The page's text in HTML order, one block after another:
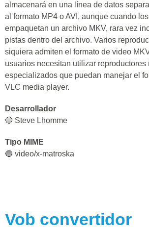
almacenará en una línea de datos
al formato MP4 o AVI, aunque cuando
empaquetan un archivo MKV, rara vez
pistas dentro del archivo. Varios
siquiera admiten el formato de video
usuarios necesitan utilizar reproductores
especializados que puedan manejar el
VLC media player.
Desarrollador
🔵 Steve Lhomme
Tipo MIME
🔵 video/x-matroska
Vob convertidor